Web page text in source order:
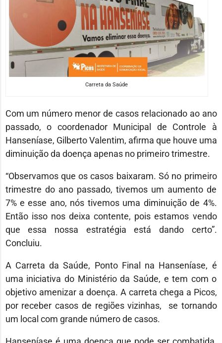
Carreta da Saúde
Com um número menor de casos relacionado ao ano
passado, o coordenador Municipal de Controle à
Hanseníase, Gilberto Valentim, afirma que houve uma
diminuição da doença apenas no primeiro trimestre.
“Observamos que os casos baixaram. Só no primeiro
trimestre do ano passado, tivemos um aumento de
7% e esse ano, nós tivemos uma diminuição de 4%.
Então isso nos deixa contente, pois estamos vendo
que essa nossa estratégia está dando certo”.
Concluiu.
A Carreta da Saúde, Ponto Final na Hanseníase, é
uma iniciativa do Ministério da Saúde, e tem com o
objetivo amenizar a doença. A carreta chega a Picos,
por receber casos de regiões vizinhas, se tornando
um local com grande número de casos.